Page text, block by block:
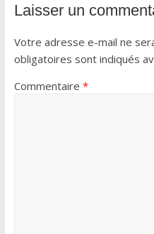
Laisser un
Votre adresse e-mail ne
obligatoires sont indiqués
Commentaire *